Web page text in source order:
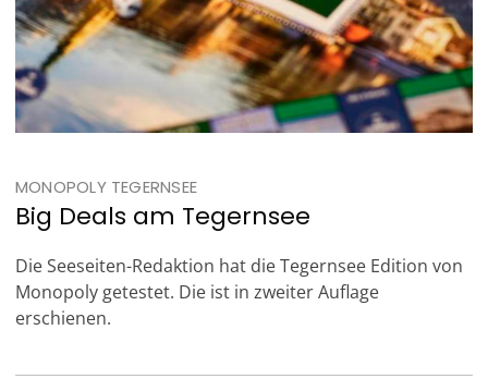
MONOPOLY TEGERNSEE
Big Deals am Tegernsee
Die Seeseiten-Redaktion hat die Tegernsee Edition von
Monopoly getestet. Die ist in zweiter Auflage
erschienen.